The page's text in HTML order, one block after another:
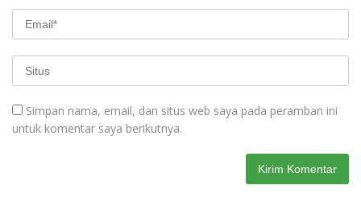
Simpan nama, email, dan situs web saya pada peramban ini
untuk komentar saya berikutnya.